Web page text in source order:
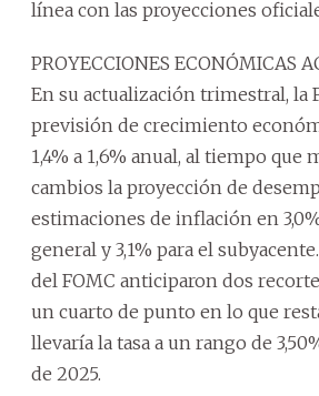
línea con las proyecciones
PROYECCIONES ECONÓMICAS
En su actualización trimestral, la
previsión de crecimiento
1,4% a 1,6% anual, al tiempo que
cambios la proyección de
estimaciones de inflación en
general y 3,1% para el
del FOMC anticiparon dos
un cuarto de punto en lo que
llevaría la tasa a un rango de
de 2025.